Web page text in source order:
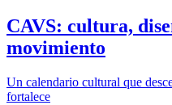
CAVS: cultura,
movimiento
Un calendario cultural que
fortalece